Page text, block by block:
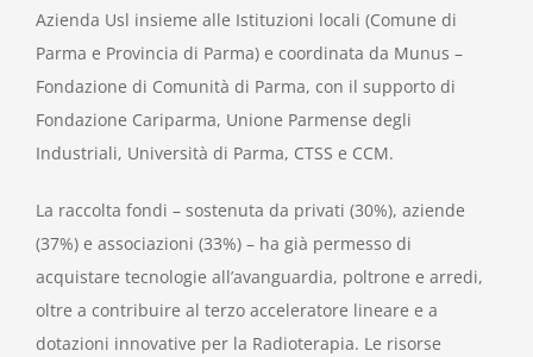
Azienda Usl insieme alle Istituzioni locali (Comune di
Parma e Provincia di Parma) e coordinata da Munus –
Fondazione di Comunità di Parma, con il supporto di
Fondazione Cariparma, Unione Parmense degli
Industriali, Università di Parma, CTSS e CCM.
La raccolta fondi – sostenuta da privati (30%), aziende
(37%) e associazioni (33%) – ha già permesso di
acquistare tecnologie all’avanguardia, poltrone e arredi,
oltre a contribuire al terzo acceleratore lineare e a
dotazioni innovative per la Radioterapia. Le risorse